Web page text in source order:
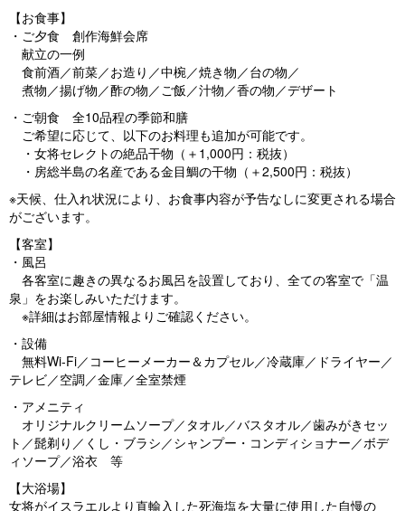
【お食事】
・ご夕食 創作海鮮会席
献立の一例
食前酒／前菜／お造り／中椀／焼き物／台の物／
煮物／揚げ物／酢の物／ご飯／汁物／香の物／デザート
・ご朝食 全10品程の季節和膳
ご希望に応じて、以下のお料理も追加が可能です。
・女将セレクトの絶品干物（＋1,000円：税抜）
・房総半島の名産である金目鯛の干物（＋2,500円：税抜）
※天候、仕入れ状況により、お食事内容が予告なしに変更される場合
がございます。
【客室】
・風呂
各客室に趣きの異なるお風呂を設置しており、全ての客室で「温
泉」をお楽しみいただけます。
※詳細はお部屋情報よりご確認ください。
・設備
無料Wi-Fi／コーヒーメーカー＆カプセル／冷蔵庫／ドライヤー／
テレビ／空調／金庫／全室禁煙
・アメニティ
オリジナルクリームソープ／タオル／バスタオル／歯みがきセッ
ト／髭剃り／くし・ブラシ／シャンプー・コンディショナー／ボデ
ィソープ／浴衣 等
【大浴場】
女将がイスラエルより直輸入した死海塩を大量に使用した自慢の